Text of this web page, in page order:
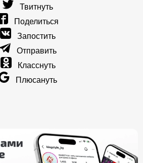
Твитнуть
Поделиться
Запостить
Отправить
Класснуть
Плюсануть